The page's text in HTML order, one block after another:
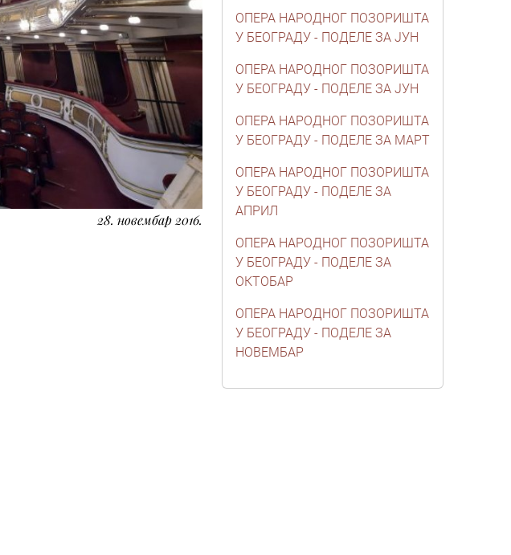
28. новембар 2016.
ОПЕРА НАРОДНОГ ПОЗОРИШТА
У БЕОГРАДУ - ПОДЕЛЕ ЗА ЈУН
ОПЕРА НАРОДНОГ ПОЗОРИШТА
У БЕОГРАДУ - ПОДЕЛЕ ЗА ЈУН
ОПЕРА НАРОДНОГ ПОЗОРИШТА
У БЕОГРАДУ - ПОДЕЛЕ ЗА МАРТ
ОПЕРА НАРОДНОГ ПОЗОРИШТА
У БЕОГРАДУ - ПОДЕЛЕ ЗА
АПРИЛ
ОПЕРА НАРОДНОГ ПОЗОРИШТА
У БЕОГРАДУ - ПОДЕЛЕ ЗА
ОКТОБАР
ОПЕРА НАРОДНОГ ПОЗОРИШТА
У БЕОГРАДУ - ПОДЕЛЕ ЗА
НОВЕМБАР